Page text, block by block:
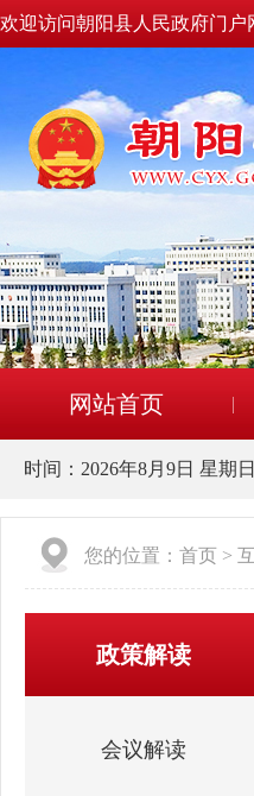
欢迎访问朝阳县人民政府门户
网站首页
时间： 2026年8月9日 星期日
您的位置： 首页 >
政策解读
会议解读